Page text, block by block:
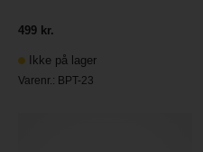
499 kr.
Ikke på lager
Varenr.: BPT-23